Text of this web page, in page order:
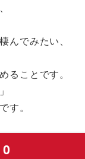
んでみたい、
ることです。
す。
0